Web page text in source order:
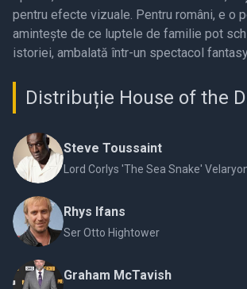
pentru efecte vizuale. Pentru români, e o
amintește de ce luptele de familie pot
istoriei, ambalată într-un spectacol
Distribuție House of the
Steve Toussaint
Lord Corlys 'The Sea Snake'
Rhys Ifans
Ser Otto Hightower
Graham McTavish